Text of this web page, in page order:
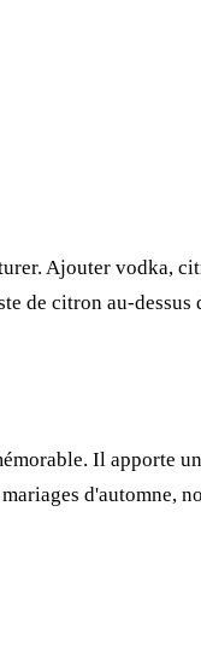
Ajouter vodka,
de citron au-dessus
Il apporte
d'automne,